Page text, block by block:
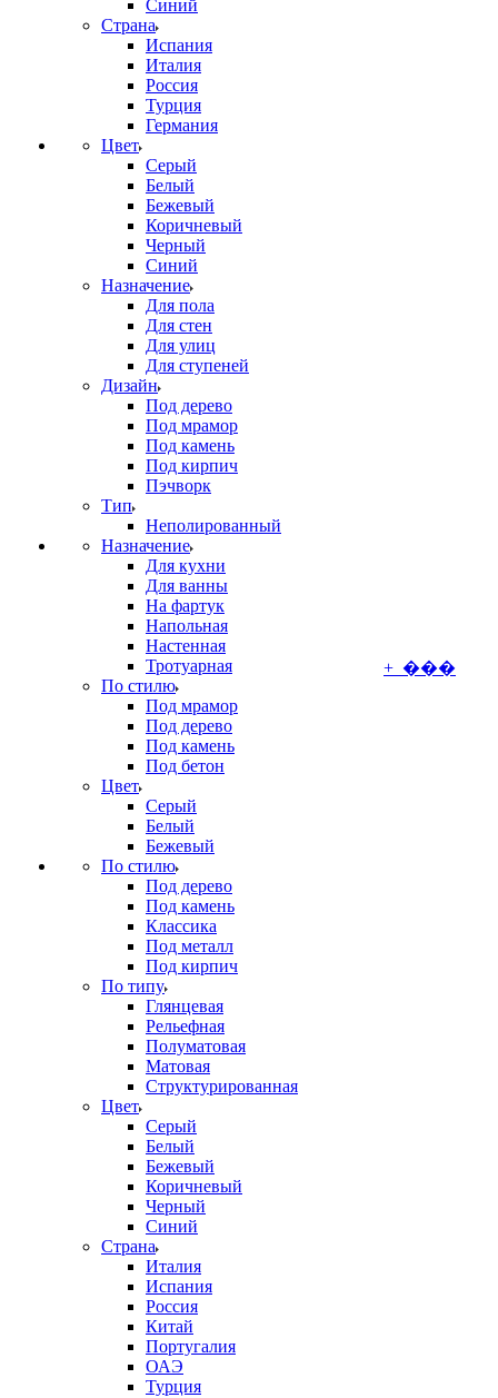
Синий
Страна
Испания
Италия
Россия
Турция
Германия
Цвет
Серый
Белый
Бежевый
Коричневый
Черный
Синий
Назначение
Для пола
Для стен
Для улиц
Для ступеней
Дизайн
Под дерево
Под мрамор
Под камень
Под кирпич
Пэчворк
Тип
Неполированный
Назначение
Для кухни
Для ванны
На фартук
Напольная
Настенная
Тротуарная
По стилю
Под мрамор
Под дерево
Под камень
Под бетон
Цвет
Серый
Белый
Бежевый
По стилю
Под дерево
Под камень
Классика
Под металл
Под кирпич
По типу
Глянцевая
Рельефная
Полуматовая
Матовая
Структурированная
Цвет
Серый
Белый
Бежевый
Коричневый
Черный
Синий
Страна
Италия
Испания
Россия
Китай
Португалия
ОАЭ
Турция
+ ���